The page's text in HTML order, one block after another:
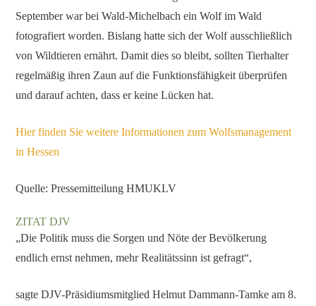
September war bei Wald-Michelbach ein Wolf im Wald
fotografiert worden. Bislang hatte sich der Wolf ausschließlich
von Wildtieren ernährt. Damit dies so bleibt, sollten Tierhalter
regelmäßig ihren Zaun auf die Funktionsfähigkeit überprüfen
und darauf achten, dass er keine Lücken hat.
Hier finden Sie weitere Informationen zum Wolfsmanagement
in Hessen
Quelle: Pressemitteilung HMUKLV
ZITAT DJV
„Die Politik muss die Sorgen und Nöte der Bevölkerung
endlich ernst nehmen, mehr Realitätssinn ist gefragt“,
sagte DJV-Präsidiumsmitglied Helmut Dammann-Tamke am 8.